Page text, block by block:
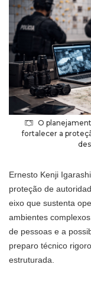
O
fortalecer a
Ernesto Kenji
proteção de
eixo que sustenta
ambientes
de pessoas e a
preparo técnico
estruturada.